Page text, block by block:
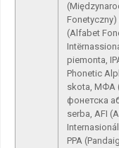
Fonetyczny)
(Alfabet
piemonta,
Phonetic
skota, МФА
фонетска
serba, AFI
PPA